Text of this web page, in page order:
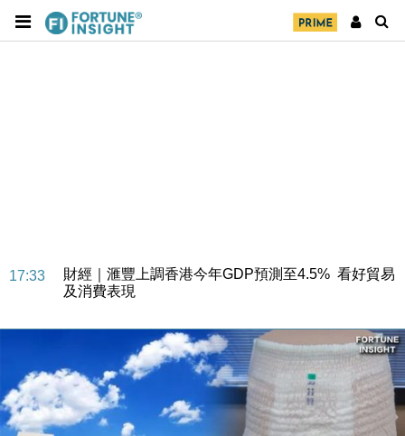
17:33
財經｜滙豐上調香港今年GDP預測至4.5% 看好貿易
及消費表現
損失近6900萬元
財經｜日經失守6.5萬點後回穩 全周仍升近2%
15:47
財經｜恒隆10月換帥 玩具「反」斗城亞洲CEO蔡德
粦接任